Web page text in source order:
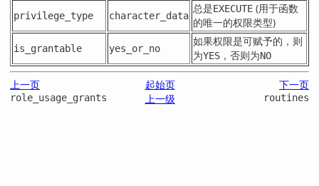
privilege_type character_data
总是EXECUTE (用于函数
的唯一的权限类型)
is_grantable yes_or_no
如果权限是可赋予的，则
为YES ，否则为NO
上一页 起始页 下一页
role_usage_grants 上一级 routines